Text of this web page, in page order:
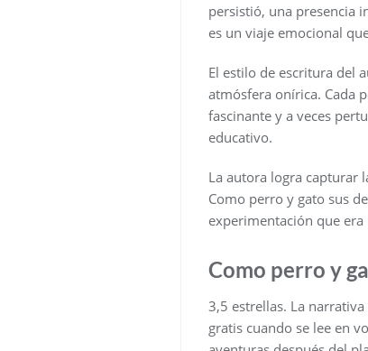
persistió, una presencia
es un viaje emocional
El estilo de escritura del
atmósfera onírica. Cada
fascinante y a veces
educativo.
La autora logra capturar
Como perro y gato sus
experimentación que
Como perro y
3,5 estrellas. La
gratis cuando se lee en